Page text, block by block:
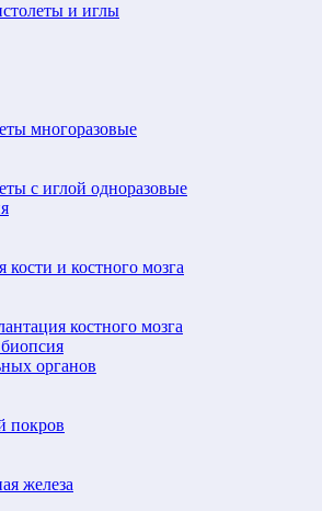
и иглы
многоразовые
с иглой одноразовые
кости и костного мозга
костного мозга
органов
покров
железа